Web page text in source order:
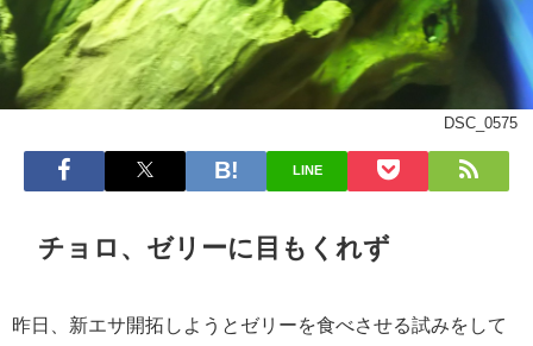
DSC_0575
LINE
チョロ、ゼリーに目もくれず
昨日、新エサ開拓しようとゼリーを食べさせる試みをして